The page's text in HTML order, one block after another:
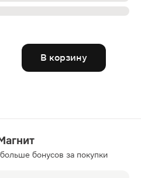
В корзину
бонусов за покупки